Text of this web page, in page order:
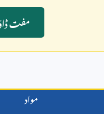
مفت
مواد